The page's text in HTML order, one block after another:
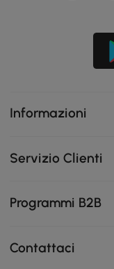
Informazioni
Servizio Clienti
Programmi B2B
Contattaci